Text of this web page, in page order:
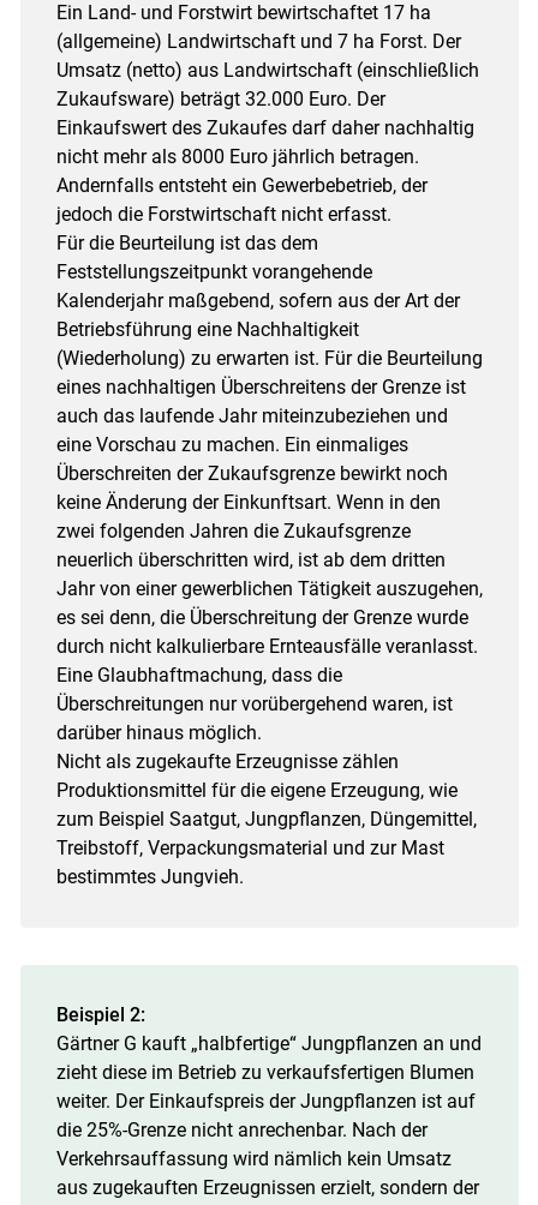
Skip to main content
Ein Land- und Forstwirt bewirtschaftet 17 ha
(allgemeine) Landwirtschaft und 7 ha Forst. Der
Umsatz (netto) aus Landwirtschaft (einschließlich
Zukaufsware) beträgt 32.000 Euro. Der
Einkaufswert des Zukaufes darf daher nachhaltig
nicht mehr als 8000 Euro jährlich betragen.
Andernfalls entsteht ein Gewerbebetrieb, der
jedoch die Forstwirtschaft nicht erfasst.
Für die Beurteilung ist das dem
Feststellungszeitpunkt vorangehende
Kalenderjahr maßgebend, sofern aus der Art der
Betriebsführung eine Nachhaltigkeit
(Wiederholung) zu erwarten ist. Für die Beurteilung
eines nachhaltigen Überschreitens der Grenze ist
auch das laufende Jahr miteinzubeziehen und
eine Vorschau zu machen. Ein einmaliges
Überschreiten der Zukaufsgrenze bewirkt noch
keine Änderung der Einkunftsart. Wenn in den
zwei folgenden Jahren die Zukaufsgrenze
neuerlich überschritten wird, ist ab dem dritten
Jahr von einer gewerblichen Tätigkeit auszugehen,
es sei denn, die Überschreitung der Grenze wurde
durch nicht kalkulierbare Ernteausfälle veranlasst.
Eine Glaubhaftmachung, dass die
Überschreitungen nur vorübergehend waren, ist
darüber hinaus möglich.
Nicht als zugekaufte Erzeugnisse zählen
Produktionsmittel für die eigene Erzeugung, wie
zum Beispiel Saatgut, Jungpflanzen, Düngemittel,
Treibstoff, Verpackungsmaterial und zur Mast
bestimmtes Jungvieh.
Beispiel 2:
Gärtner G kauft „halbfertige“ Jungpflanzen an und
zieht diese im Betrieb zu verkaufsfertigen Blumen
weiter. Der Einkaufspreis der Jungpflanzen ist auf
die 25%-Grenze nicht anrechenbar. Nach der
Verkehrsauffassung wird nämlich kein Umsatz
aus zugekauften Erzeugnissen erzielt, sondern der